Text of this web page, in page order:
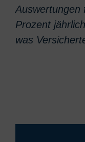
Auswertungen
Prozent
was